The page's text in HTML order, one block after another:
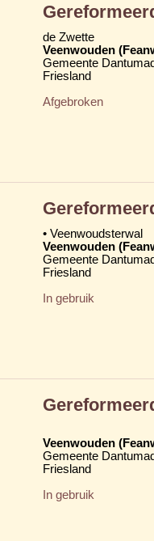
de Zwette
Veenwouden
Gemeente
Friesland
Afgebroken
• Veenwoudsterwal
Veenwouden
Gemeente
Friesland
In gebruik
Veenwouden
Gemeente
Friesland
In gebruik